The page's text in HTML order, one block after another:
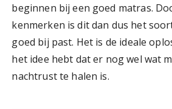
beginnen bij een goed matras.
kenmerken is dit dan dus het
goed bij past. Het is de ideale
het idee hebt dat er nog wel wat
nachtrust te halen is.